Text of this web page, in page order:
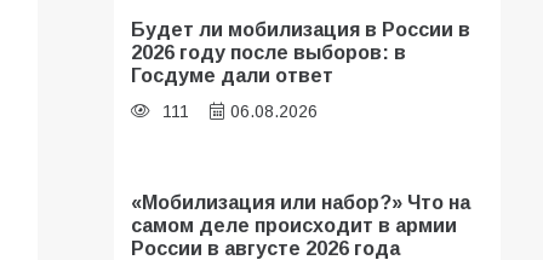
Будет ли мобилизация в России в
2026 году после выборов: в
Госдуме дали ответ
111 06.08.2026
«Мобилизация или набор?» Что на
самом деле происходит в армии
России в августе 2026 года